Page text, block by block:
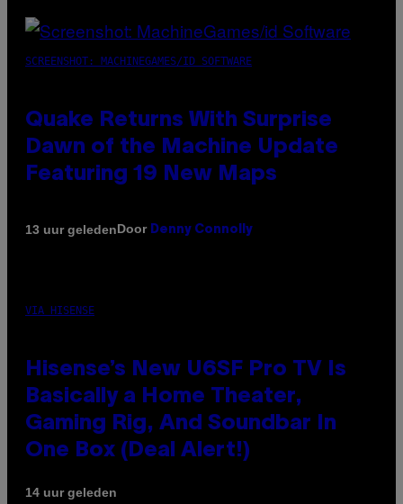
SCREENSHOT: MACHINEGAMES/ID SOFTWARE
Quake Returns With Surprise
Dawn of the Machine Update
Featuring 19 New Maps
13 uur geledenDoor Denny Connolly
VIA HISENSE
Hisense’s New U6SF Pro TV Is
Basically a Home Theater,
Gaming Rig, And Soundbar In
One Box (Deal Alert!)
14 uur geleden